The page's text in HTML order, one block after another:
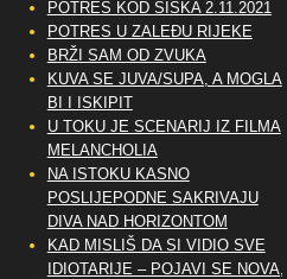
POTRES KOD SISKA 2.11.2021
POTRES U ZALEĐU RIJEKE
BRŽI SAM OD ZVUKA
KUVA SE JUVA/SUPA, A MOGLA
BI I ISKIPIT
U TOKU JE SCENARIJ IZ FILMA
MELANCHOLIA
NA ISTOKU KASNO
POSLIJEPODNE SAKRIVAJU
DIVA NAD HORIZONTOM
KAD MISLIŠ DA SI VIDIO SVE
IDIOTARIJE – POJAVI SE NOVA,..